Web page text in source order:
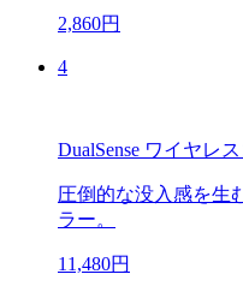
2,860円
4
DualSense ワイヤレ
圧倒的な没入感を生
ラー。
11,480円